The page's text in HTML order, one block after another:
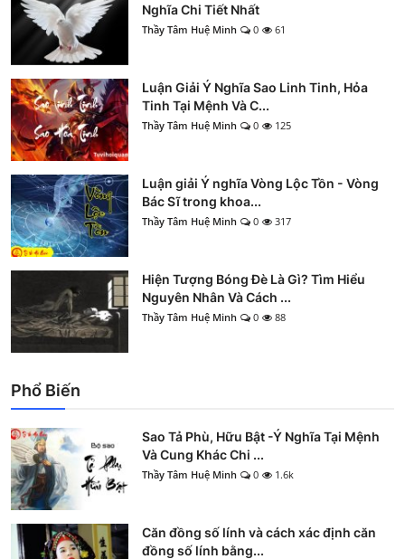
Nghĩa Chi Tiết Nhất
Thầy Tâm Huệ Minh 0 61
Luận Giải Ý Nghĩa Sao Linh Tinh, Hỏa
Tinh Tại Mệnh Và C...
Thầy Tâm Huệ Minh 0 125
Luận giải Ý nghĩa Vòng Lộc Tồn - Vòng
Bác Sĩ trong khoa...
Thầy Tâm Huệ Minh 0 317
Hiện Tượng Bóng Đè Là Gì? Tìm Hiểu
Nguyên Nhân Và Cách ...
Thầy Tâm Huệ Minh 0 88
Phổ Biến
Sao Tả Phù, Hữu Bật -Ý Nghĩa Tại Mệnh
Và Cung Khác Chi ...
Thầy Tâm Huệ Minh 0 1.6k
Căn đồng số lính và cách xác định căn
đồng số lính bằng...